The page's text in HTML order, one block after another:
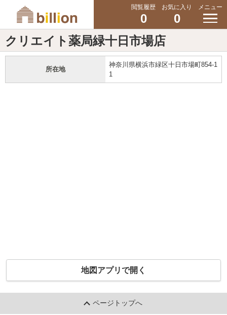
閲覧履歴
0
お気に入り
0
メニュー
クリエイト薬局緑十日市場店
所在地
神奈川県横浜市緑区十日市場町854-1
1
地図アプリで開く
ページトップへ